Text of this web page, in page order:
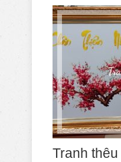
Tranh